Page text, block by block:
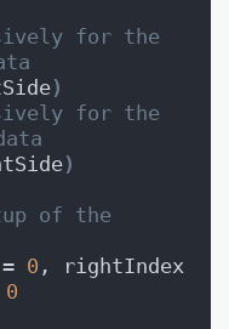
for the
)
for the
)
of the
0 , rightIndex
0